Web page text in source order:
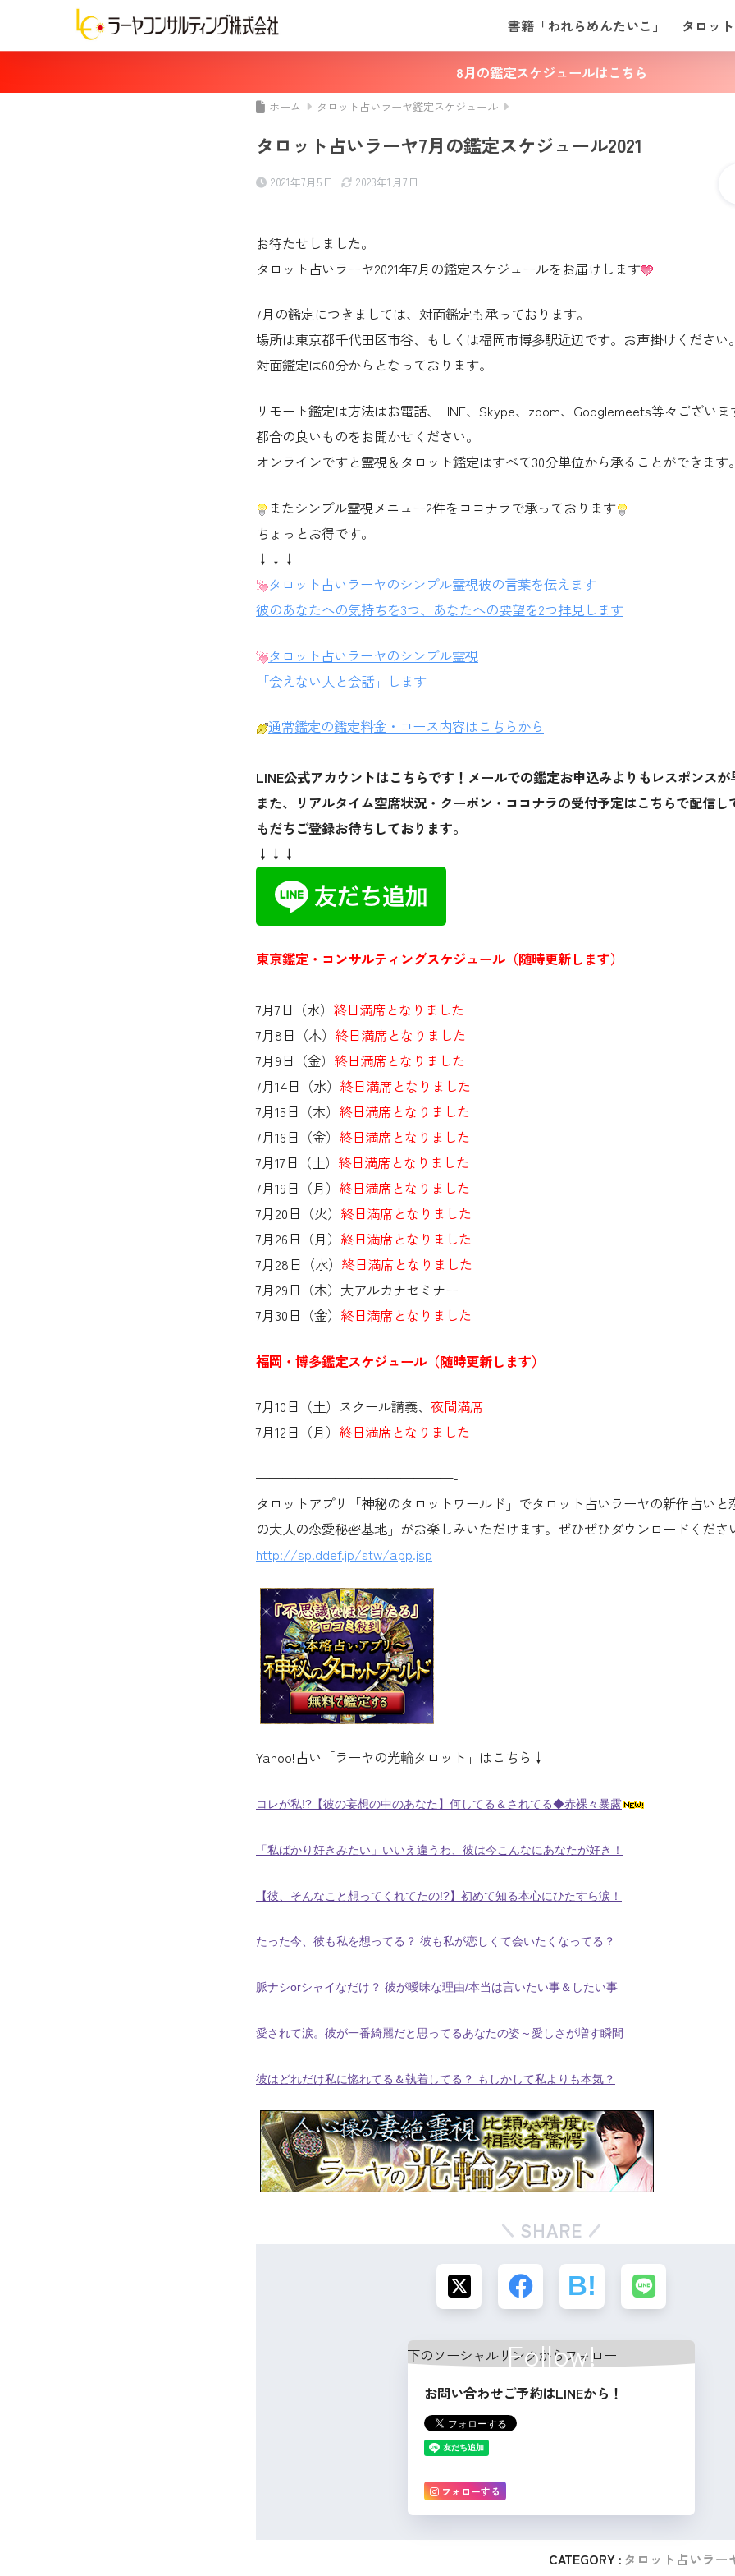
書籍「われらめんたいこ」 タロッ
8月の鑑定スケジュールはこちら
ホーム タロット占いラーヤ鑑定スケジュール
タロット占いラーヤ7月の鑑定スケジュール2021
2021年7月5日 2023年1月7日
お待たせしました。
タロット占いラーヤ2021年7月の鑑定スケジュールをお届けします
7月の鑑定につきましては、対面鑑定も承っております。
場所は東京都千代田区市谷、もしくは福岡市博多駅近辺です。お声掛けください。
対面鑑定は60分からとなっております。
リモート鑑定は方法はお電話、LINE、Skype、zoom、Googlemeets等々ございま
都合の良いものをお聞かせください。
オンラインですと霊視＆タロット鑑定はすべて30分単位から承ることができます。
またシンプル霊視メニュー2件をココナラで承っております
ちょっとお得です。
↓↓↓
タロット占いラーヤのシンプル霊視彼の言葉を伝えます
彼のあなたへの気持ちを3つ、あなたへの要望を2つ拝見します
タロット占いラーヤのシンプル霊視
「会えない人と会話」します
通常鑑定の鑑定料金・コース内容はこちらから
LINE公式アカウントはこちらです！メールでの鑑定お申込みよりもレスポンスが
また、リアルタイム空席状況・クーポン・ココナラの受付予定はこちらで配信し
もだちご登録お待ちしております。
↓↓↓
東京鑑定・コンサルティングスケジュール（随時更新します）
7月7日（水） 終日満席となりました
7月8日（木） 終日満席となりました
7月9日（金） 終日満席となりました
7月14日（水） 終日満席となりました
7月15日（木） 終日満席となりました
7月16日（金） 終日満席となりました
7月17日（土） 終日満席となりました
7月19日（月） 終日満席となりました
7月20日（火） 終日満席となりました
7月26日（月） 終日満席となりました
7月28日（水） 終日満席となりました
7月29日（木）大アルカナセミナー
7月30日（金） 終日満席となりました
福岡・博多鑑定スケジュール（随時更新します）
7月10日（土）スクール講義、 夜間満席
7月12日（月） 終日満席となりました
———————————————-
タロットアプリ「神秘のタロットワールド」でタロット占いラーヤの新作占いと
の大人の恋愛秘密基地」がお楽しみいただけます。ぜひぜひダウンロードくださ
http://sp.ddef.jp/stw/app.jsp
Yahoo!占い「ラーヤの光輪タロット」はこちら↓
コレが私!?【彼の妄想の中のあなた】何してる＆されてる◆赤裸々暴露
「私ばかり好きみたい」いいえ違うわ、彼は今こんなにあなたが好き！
【彼、そんなこと想ってくれてたの!?】初めて知る本心にひたすら涙！
たった今、彼も私を想ってる？ 彼も私が恋しくて会いたくなってる？
脈ナシorシャイなだけ？ 彼が曖昧な理由/本当は言いたい事＆したい事
愛されて涙。彼が一番綺麗だと思ってるあなたの姿～愛しさが増す瞬間
彼はどれだけ私に惚れてる＆執着してる？ もしかして私よりも本気？
SHARE
Follow!
お問い合わせご予約はLINEから！
フォローする
CATEGORY : タロット占いラー